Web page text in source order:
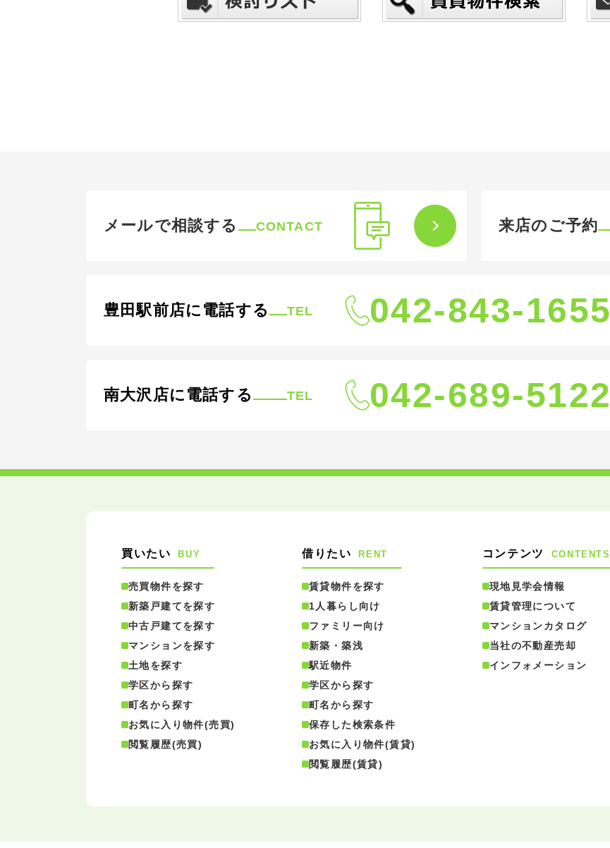
メールで相談する CONTACT 来店のご予約
豊田駅前店に電話する TEL 042-843-1655
南大沢店に電話する TEL 042-689-5122
買いたい BUY
売買物件を探す
新築戸建てを探す
中古戸建てを探す
マンションを探す
土地を探す
学区から探す
町名から探す
お気に入り物件(売買)
閲覧履歴(売買)
借りたい RENT
賃貸物件を探す
1人暮らし向け
ファミリー向け
新築・築浅
駅近物件
学区から探す
町名から探す
保存した検索条件
お気に入り物件(賃貸)
閲覧履歴(賃貸)
コンテンツ CONTENTS
現地見学会情報
賃貸管理について
マンションカタログ
当社の不動産売却
インフォメーション